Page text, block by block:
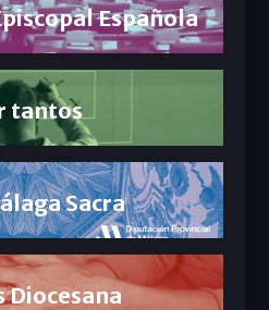
Española
tantos
Sacra
Diocesana